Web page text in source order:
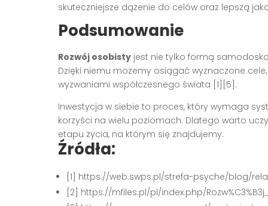
skuteczniejsze dążenie do celów oraz lepszą
Podsumowanie
Rozwój osobisty jest nie tylko formą
Dzięki niemu możemy osiągać wyznaczone
wyzwaniami współczesnego świata [1][5].
Inwestycja w siebie to proces, który wymaga
korzyści na wielu poziomach. Dlatego warto
etapu życia, na którym się znajdujemy.
Źródła:
[1] https://web.swps.pl/strefa-psyche/blog/
[2] https://mfiles.pl/pl/index.php/